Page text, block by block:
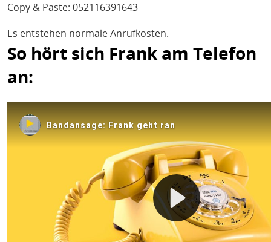
Copy & Paste: 052116391643
Es entstehen normale Anrufkosten.
So hört sich Frank am Telefon
an: